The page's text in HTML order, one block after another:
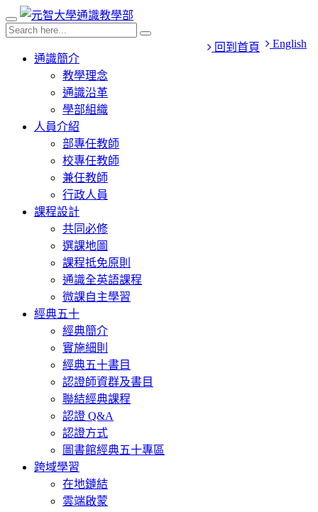
English
回到首頁
通識簡介
教學理念
通識沿革
學部組織
人員介紹
部專任教師
校專任教師
兼任教師
行政人員
課程設計
共同必修
選課地圖
課程抵免原則
通識全英語課程
微課自主學習
經典五十
經典簡介
實施細則
經典五十書目
認證師資群及書目
聯結經典課程
認證 Q&A
認證方式
圖書館經典五十專區
跨域學習
在地鏈結
雲端啟蒙